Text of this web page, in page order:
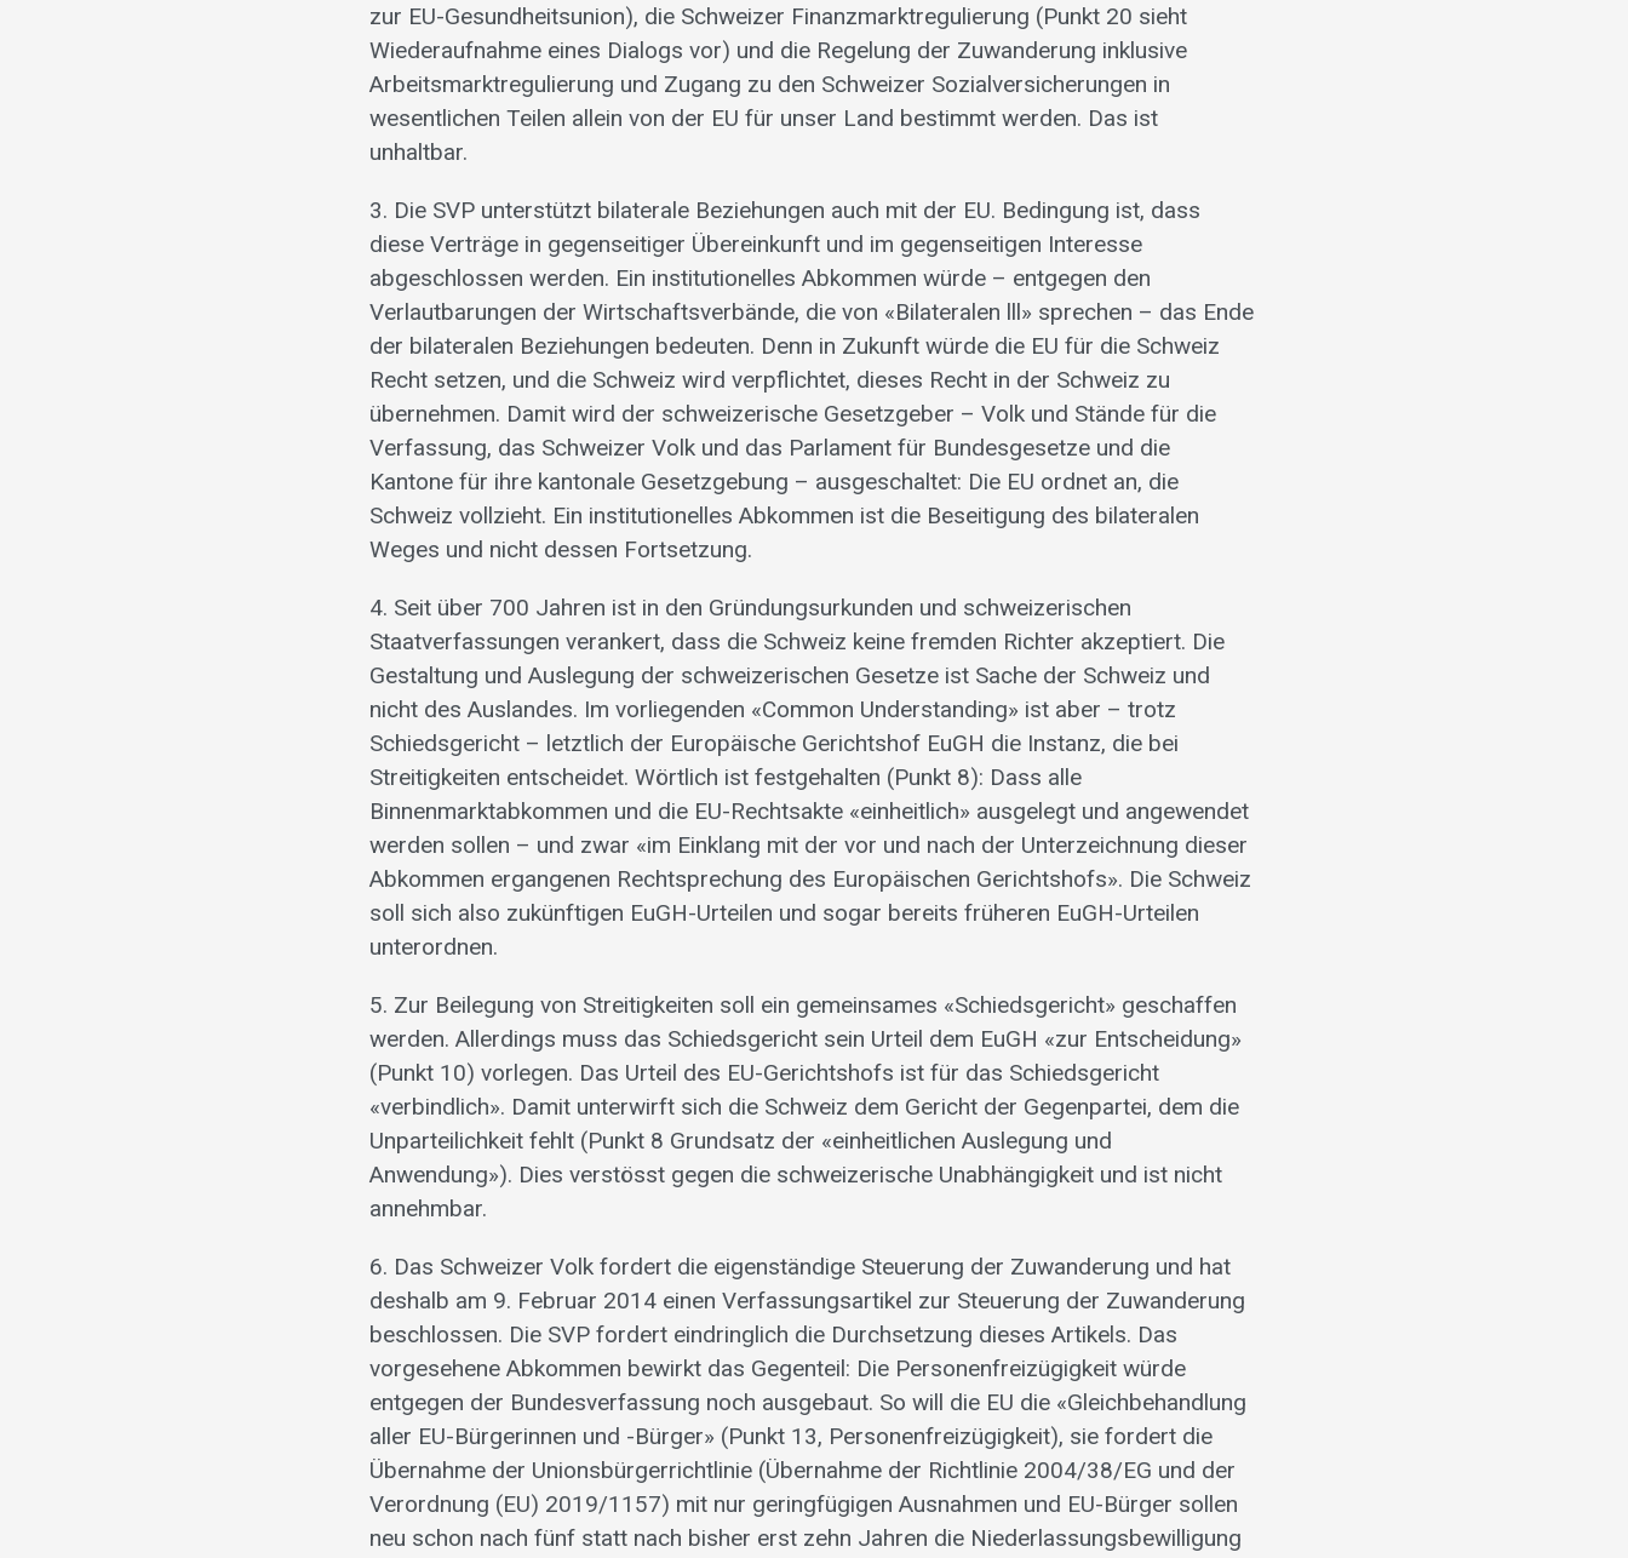
zur EU-Gesundheitsunion), die Schweizer Finanzmarktregulierung (Punkt 20 sieht
Wiederaufnahme eines Dialogs vor) und die Regelung der Zuwanderung inklusive
Arbeitsmarktregulierung und Zugang zu den Schweizer Sozialversicherungen in
wesentlichen Teilen allein von der EU für unser Land bestimmt werden. Das ist
unhaltbar.
3. Die SVP unterstützt bilaterale Beziehungen auch mit der EU. Bedingung ist, dass
diese Verträge in gegenseitiger Übereinkunft und im gegenseitigen Interesse
abgeschlossen werden. Ein institutionelles Abkommen würde – entgegen den
Verlautbarungen der Wirtschaftsverbände, die von «Bilateralen lll» sprechen – das Ende
der bilateralen Beziehungen bedeuten. Denn in Zukunft würde die EU für die Schweiz
Recht setzen, und die Schweiz wird verpflichtet, dieses Recht in der Schweiz zu
übernehmen. Damit wird der schweizerische Gesetzgeber – Volk und Stände für die
Verfassung, das Schweizer Volk und das Parlament für Bundesgesetze und die
Kantone für ihre kantonale Gesetzgebung – ausgeschaltet: Die EU ordnet an, die
Schweiz vollzieht. Ein institutionelles Abkommen ist die Beseitigung des bilateralen
Weges und nicht dessen Fortsetzung.
4. Seit über 700 Jahren ist in den Gründungsurkunden und schweizerischen
Staatverfassungen verankert, dass die Schweiz keine fremden Richter akzeptiert. Die
Gestaltung und Auslegung der schweizerischen Gesetze ist Sache der Schweiz und
nicht des Auslandes. Im vorliegenden «Common Understanding» ist aber – trotz
Schiedsgericht – letztlich der Europäische Gerichtshof EuGH die Instanz, die bei
Streitigkeiten entscheidet. Wörtlich ist festgehalten (Punkt 8): Dass alle
Binnenmarktabkommen und die EU-Rechtsakte «einheitlich» ausgelegt und angewendet
werden sollen – und zwar «im Einklang mit der vor und nach der Unterzeichnung dieser
Abkommen ergangenen Rechtsprechung des Europäischen Gerichtshofs». Die Schweiz
soll sich also zukünftigen EuGH-Urteilen und sogar bereits früheren EuGH-Urteilen
unterordnen.
5. Zur Beilegung von Streitigkeiten soll ein gemeinsames «Schiedsgericht» geschaffen
werden. Allerdings muss das Schiedsgericht sein Urteil dem EuGH «zur Entscheidung»
(Punkt 10) vorlegen. Das Urteil des EU-Gerichtshofs ist für das Schiedsgericht
«verbindlich». Damit unterwirft sich die Schweiz dem Gericht der Gegenpartei, dem die
Unparteilichkeit fehlt (Punkt 8 Grundsatz der «einheitlichen Auslegung und
Anwendung»). Dies verstösst gegen die schweizerische Unabhängigkeit und ist nicht
annehmbar.
6. Das Schweizer Volk fordert die eigenständige Steuerung der Zuwanderung und hat
deshalb am 9. Februar 2014 einen Verfassungsartikel zur Steuerung der Zuwanderung
beschlossen. Die SVP fordert eindringlich die Durchsetzung dieses Artikels. Das
vorgesehene Abkommen bewirkt das Gegenteil: Die Personenfreizügigkeit würde
entgegen der Bundesverfassung noch ausgebaut. So will die EU die «Gleichbehandlung
aller EU-Bürgerinnen und -Bürger» (Punkt 13, Personenfreizügigkeit), sie fordert die
Übernahme der Unionsbürgerrichtlinie (Übernahme der Richtlinie 2004/38/EG und der
Verordnung (EU) 2019/1157) mit nur geringfügigen Ausnahmen und EU-Bürger sollen
neu schon nach fünf statt nach bisher erst zehn Jahren die Niederlassungsbewilligung